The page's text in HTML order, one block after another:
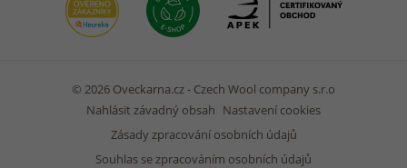
© 2026 Oveckarna.cz - Czech Wool company s.r.o
Nahlásit závadný obsah Nastavení cookies
Zásady zpracování osobních údajů
Souhlas se zpracováním osobních údajů